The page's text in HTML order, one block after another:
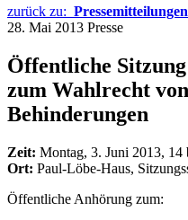
zurück zu: Pressemitteilungen
28. Mai 2013 Presse
Öffentliche Sitzung
zum Wahlrecht
Behinderungen
Zeit: Montag, 3. Juni 2013, 14
Ort: Paul-Löbe-Haus,
Öffentliche Anhörung zum: